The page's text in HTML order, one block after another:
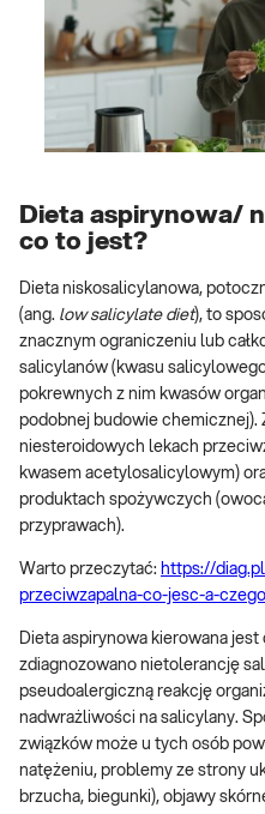
Dieta aspirynowa/
co to jest?
Dieta niskosalicylanowa,
(ang. low salicylate diet), to
znacznym ograniczeniu lub
salicylanów (kwasu
pokrewnych z nim kwasów
podobnej budowie chemicznej).
niesteroidowych lekach
kwasem acetylosalicylowym)
produktach spożywczych
przyprawach).
Warto przeczytać: https://
przeciwzapalna-co-jesc-a-
Dieta aspirynowa kierowana jest
zdiagnozowano nietolerancję
pseudoalergiczną reakcję
nadwrażliwości na salicylany.
związków może u tych osób
natężeniu, problemy ze strony
brzucha, biegunki), objawy